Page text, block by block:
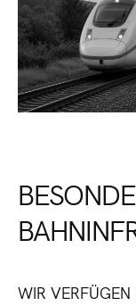
WIR VERFÜGEN